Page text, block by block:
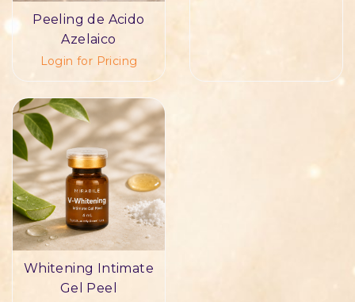
Peeling de Acido
Azelaico
Login for Pricing
Whitening Intimate
Gel Peel